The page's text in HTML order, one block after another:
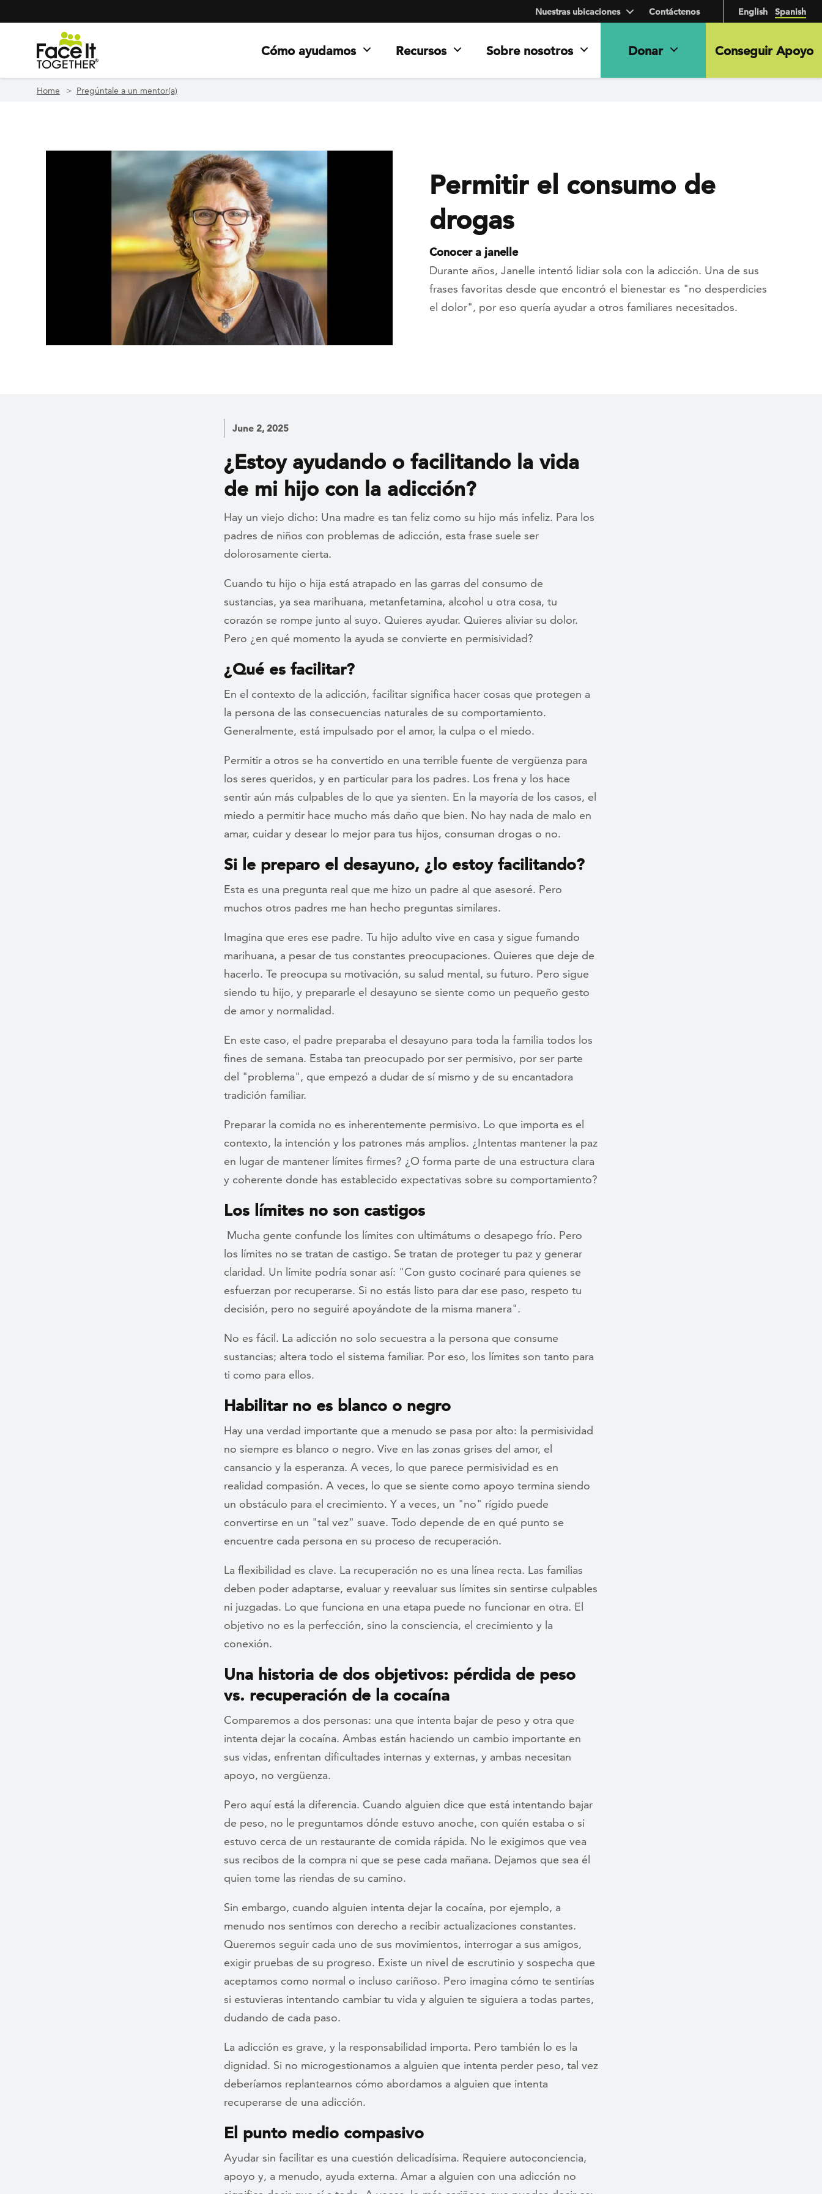
English Spanish
Cómo ayudamos Recursos Sobre nosotros Donar Conseguir Apoyo
Nuestras ubicaciones Contáctenos
Home Pregúntale a un mentor(a)
Permitir el consumo de
drogas
Conocer a janelle
Durante años, Janelle intentó lidiar sola con la adicción. Una de sus
frases favoritas desde que encontró el bienestar es "no desperdicies
el dolor", por eso quería ayudar a otros familiares necesitados.
June 2, 2025
¿Estoy ayudando o facilitando la vida
de mi hijo con la adicción?
Hay un viejo dicho: Una madre es tan feliz como su hijo más infeliz. Para los
padres de niños con problemas de adicción, esta frase suele ser
dolorosamente cierta.
Cuando tu hijo o hija está atrapado en las garras del consumo de
sustancias, ya sea marihuana, metanfetamina, alcohol u otra cosa, tu
corazón se rompe junto al suyo. Quieres ayudar. Quieres aliviar su dolor.
Pero ¿en qué momento la ayuda se convierte en permisividad?
¿Qué es facilitar?
En el contexto de la adicción, facilitar significa hacer cosas que protegen a
la persona de las consecuencias naturales de su comportamiento.
Generalmente, está impulsado por el amor, la culpa o el miedo.
Permitir a otros se ha convertido en una terrible fuente de vergüenza para
los seres queridos, y en particular para los padres. Los frena y los hace
sentir aún más culpables de lo que ya sienten. En la mayoría de los casos, el
miedo a permitir hace mucho más daño que bien. No hay nada de malo en
amar, cuidar y desear lo mejor para tus hijos, consuman drogas o no.
Si le preparo el desayuno, ¿lo estoy facilitando?
Esta es una pregunta real que me hizo un padre al que asesoré. Pero
muchos otros padres me han hecho preguntas similares.
Imagina que eres ese padre. Tu hijo adulto vive en casa y sigue fumando
marihuana, a pesar de tus constantes preocupaciones. Quieres que deje de
hacerlo. Te preocupa su motivación, su salud mental, su futuro. Pero sigue
siendo tu hijo, y prepararle el desayuno se siente como un pequeño gesto
de amor y normalidad.
En este caso, el padre preparaba el desayuno para toda la familia todos los
fines de semana. Estaba tan preocupado por ser permisivo, por ser parte
del "problema", que empezó a dudar de sí mismo y de su encantadora
tradición familiar.
Preparar la comida no es inherentemente permisivo. Lo que importa es el
contexto, la intención y los patrones más amplios. ¿Intentas mantener la paz
en lugar de mantener límites firmes? ¿O forma parte de una estructura clara
y coherente donde has establecido expectativas sobre su comportamiento?
Los límites no son castigos
Mucha gente confunde los límites con ultimátums o desapego frío. Pero
los límites no se tratan de castigo. Se tratan de proteger tu paz y generar
claridad. Un límite podría sonar así: "Con gusto cocinaré para quienes se
esfuerzan por recuperarse. Si no estás listo para dar ese paso, respeto tu
decisión, pero no seguiré apoyándote de la misma manera".
No es fácil. La adicción no solo secuestra a la persona que consume
sustancias; altera todo el sistema familiar. Por eso, los límites son tanto para
ti como para ellos.
Habilitar no es blanco o negro
Hay una verdad importante que a menudo se pasa por alto: la permisividad
no siempre es blanco o negro. Vive en las zonas grises del amor, el
cansancio y la esperanza. A veces, lo que parece permisividad es en
realidad compasión. A veces, lo que se siente como apoyo termina siendo
un obstáculo para el crecimiento. Y a veces, un "no" rígido puede
convertirse en un "tal vez" suave. Todo depende de en qué punto se
encuentre cada persona en su proceso de recuperación.
La flexibilidad es clave. La recuperación no es una línea recta. Las familias
deben poder adaptarse, evaluar y reevaluar sus límites sin sentirse culpables
ni juzgadas. Lo que funciona en una etapa puede no funcionar en otra. El
objetivo no es la perfección, sino la consciencia, el crecimiento y la
conexión.
Una historia de dos objetivos: pérdida de peso
vs. recuperación de la cocaína
Comparemos a dos personas: una que intenta bajar de peso y otra que
intenta dejar la cocaína. Ambas están haciendo un cambio importante en
sus vidas, enfrentan dificultades internas y externas, y ambas necesitan
apoyo, no vergüenza.
Pero aquí está la diferencia. Cuando alguien dice que está intentando bajar
de peso, no le preguntamos dónde estuvo anoche, con quién estaba o si
estuvo cerca de un restaurante de comida rápida. No le exigimos que vea
sus recibos de la compra ni que se pese cada mañana. Dejamos que sea él
quien tome las riendas de su camino.
Sin embargo, cuando alguien intenta dejar la cocaína, por ejemplo, a
menudo nos sentimos con derecho a recibir actualizaciones constantes.
Queremos seguir cada uno de sus movimientos, interrogar a sus amigos,
exigir pruebas de su progreso. Existe un nivel de escrutinio y sospecha que
aceptamos como normal o incluso cariñoso. Pero imagina cómo te sentirías
si estuvieras intentando cambiar tu vida y alguien te siguiera a todas partes,
dudando de cada paso.
La adicción es grave, y la responsabilidad importa. Pero también lo es la
dignidad. Si no microgestionamos a alguien que intenta perder peso, tal vez
deberíamos replantearnos cómo abordamos a alguien que intenta
recuperarse de una adicción.
El punto medio compasivo
Ayudar sin facilitar es una cuestión delicadísima. Requiere autoconciencia,
apoyo y, a menudo, ayuda externa. Amar a alguien con una adicción no